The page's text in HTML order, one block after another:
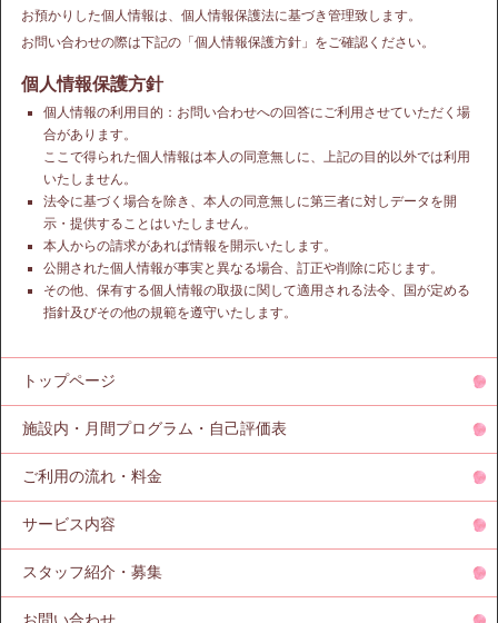
お預かりした個人情報は、個人情報保護法に基づき管理致します。
お問い合わせの際は下記の「個人情報保護方針」をご確認ください。
個人情報保護方針
個人情報の利用目的：お問い合わせへの回答にご利用させていただく場
合があります。
ここで得られた個人情報は本人の同意無しに、上記の目的以外では利用
いたしません。
法令に基づく場合を除き、本人の同意無しに第三者に対しデータを開
示・提供することはいたしません。
本人からの請求があれば情報を開示いたします。
公開された個人情報が事実と異なる場合、訂正や削除に応じます。
その他、保有する個人情報の取扱に関して適用される法令、国が定める
指針及びその他の規範を遵守いたします。
トップページ
施設内・月間プログラム・自己評価表
ご利用の流れ・料金
サービス内容
スタッフ紹介・募集